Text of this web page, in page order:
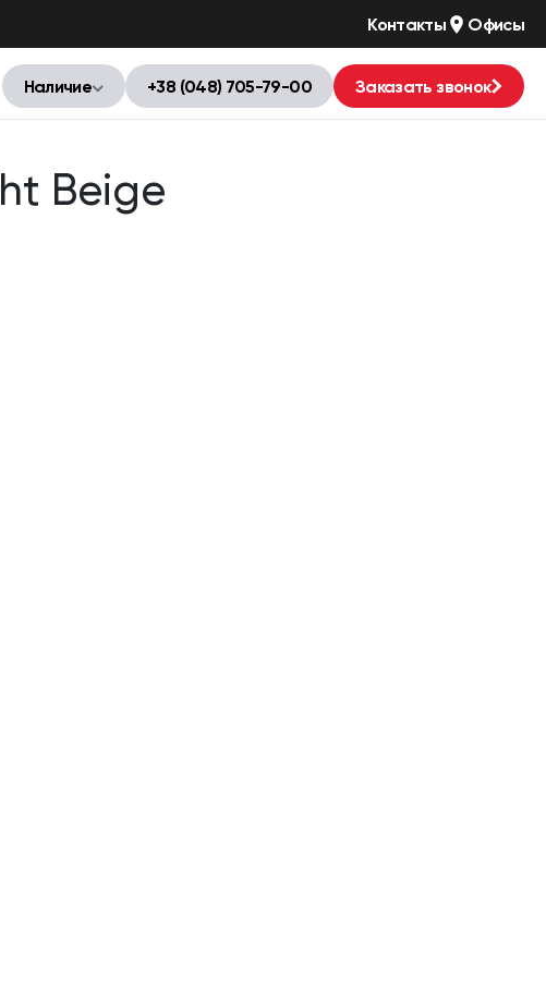
Контакты Офисы
Наличие +38 (048) 705-79-00 Заказать звонок
Beige